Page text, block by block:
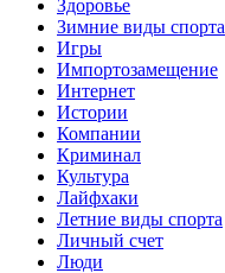
Здоровье
Зимние виды спорта
Игры
Импортозамещение
Интернет
Истории
Компании
Криминал
Культура
Лайфхаки
Летние виды спорта
Личный счет
Люди